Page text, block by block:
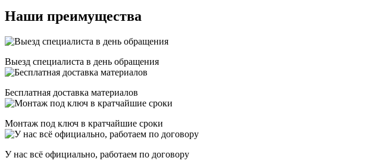
Наши преимущества
Выезд специалиста в день обращения
Бесплатная доставка материалов
Монтаж под ключ в кратчайшие сроки
У нас всё официально, работаем по договору